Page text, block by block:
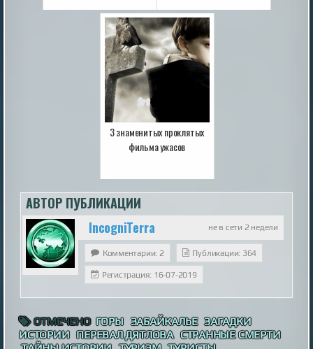
3 знаменитых проклятых
фильма ужасов
АВТОР ПУБЛИКАЦИИ
не в сети 2 недели
IncogniTerra
Комментарии: 2 Публикации: 364
Регистрация: 16-07-2019
ОТМЕЧЕНО ГОРЫ ЗАБАЙКАЛЬЕ ЗАГАДКИ
ИСТОРИИ ПЕРЕВАЛ ДЯТЛОВА СТРАННЫЕ СМЕРТИ